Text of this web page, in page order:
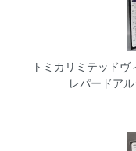
トミカリミテッド
レパードア